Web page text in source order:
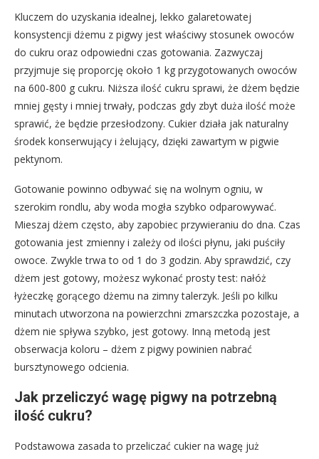
Kluczem do uzyskania idealnej, lekko galaretowatej
konsystencji dżemu z pigwy jest właściwy stosunek owoców
do cukru oraz odpowiedni czas gotowania. Zazwyczaj
przyjmuje się proporcję około 1 kg przygotowanych owoców
na 600-800 g cukru. Niższa ilość cukru sprawi, że dżem będzie
mniej gęsty i mniej trwały, podczas gdy zbyt duża ilość może
sprawić, że będzie przesłodzony. Cukier działa jak naturalny
środek konserwujący i żelujący, dzięki zawartym w pigwie
pektynom.
Gotowanie powinno odbywać się na wolnym ogniu, w
szerokim rondlu, aby woda mogła szybko odparowywać.
Mieszaj dżem często, aby zapobiec przywieraniu do dna. Czas
gotowania jest zmienny i zależy od ilości płynu, jaki puściły
owoce. Zwykle trwa to od 1 do 3 godzin. Aby sprawdzić, czy
dżem jest gotowy, możesz wykonać prosty test: nałóż
łyżeczkę gorącego dżemu na zimny talerzyk. Jeśli po kilku
minutach utworzona na powierzchni zmarszczka pozostaje, a
dżem nie spływa szybko, jest gotowy. Inną metodą jest
obserwacja koloru – dżem z pigwy powinien nabrać
bursztynowego odcienia.
Jak przeliczyć wagę pigwy na potrzebną
ilość cukru?
Podstawowa zasada to przeliczać cukier na wagę już